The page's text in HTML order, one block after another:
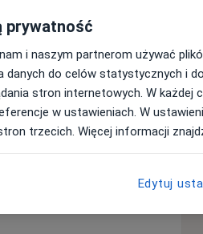
Przyjęć oraz na Oddziale
prywatność
i naszym partnerom używać
danych do celów statystycznych i
stron internetowych. W każdej
w ustawieniach. W
trzecich. Więcej informacji
Edytuj